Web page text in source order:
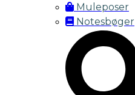
Muleposer
Notesbøger